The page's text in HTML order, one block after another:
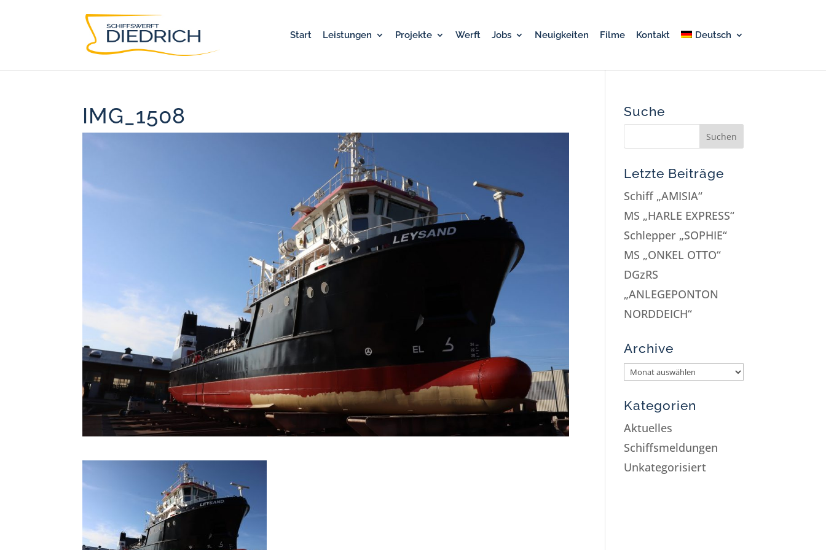
Start Leistungen Projekte Werft Jobs Neuigkeiten Filme Kontakt Deutsch
IMG_1508 Suche
Letzte Beiträge
Schiff „AMISIA“
MS „HARLE EXPRESS“
Schlepper „SOPHIE“
MS „ONKEL OTTO“
DGzRS
„ANLEGEPONTON
NORDDEICH“
Archive
Kategorien
Aktuelles
Schiffsmeldungen
Unkategorisiert